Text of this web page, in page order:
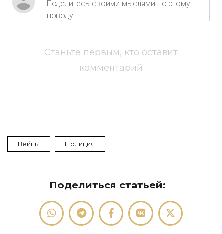
Станьте первым, кто оставит
комментарий
Вейпы Полиция
Поделиться статьей: